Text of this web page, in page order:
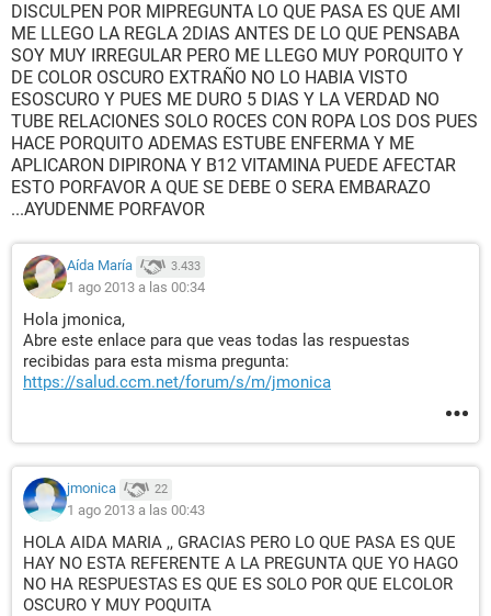
DISCULPEN POR MIPREGUNTA LO QUE PASA ES QUE AMI
ME LLEGO LA REGLA 2DIAS ANTES DE LO QUE PENSABA
SOY MUY IRREGULAR PERO ME LLEGO MUY PORQUITO Y
DE COLOR OSCURO EXTRAÑO NO LO HABIA VISTO
ESOSCURO Y PUES ME DURO 5 DIAS Y LA VERDAD NO
TUBE RELACIONES SOLO ROCES CON ROPA LOS DOS PUES
HACE PORQUITO ADEMAS ESTUBE ENFERMA Y ME
APLICARON DIPIRONA Y B12 VITAMINA PUEDE AFECTAR
ESTO PORFAVOR A QUE SE DEBE O SERA EMBARAZO
...AYUDENME PORFAVOR
Aída María 3.433
1 ago 2013 a las 00:34
Hola jmonica,
Abre este enlace para que veas todas las respuestas
recibidas para esta misma pregunta:
https://salud.ccm.net/forum/s/m/jmonica
jmonica 22
1 ago 2013 a las 00:43
HOLA AIDA MARIA ,, GRACIAS PERO LO QUE PASA ES QUE
HAY NO ESTA REFERENTE A LA PREGUNTA QUE YO HAGO
NO HA RESPUESTAS ES QUE ES SOLO POR QUE ELCOLOR
OSCURO Y MUY POQUITA